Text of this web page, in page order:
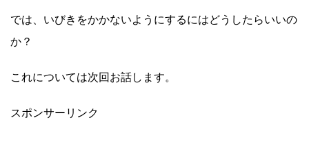
では、いびきをかかないようにするにはどうしたらいいの
か？
これについては次回お話します。
スポンサーリンク